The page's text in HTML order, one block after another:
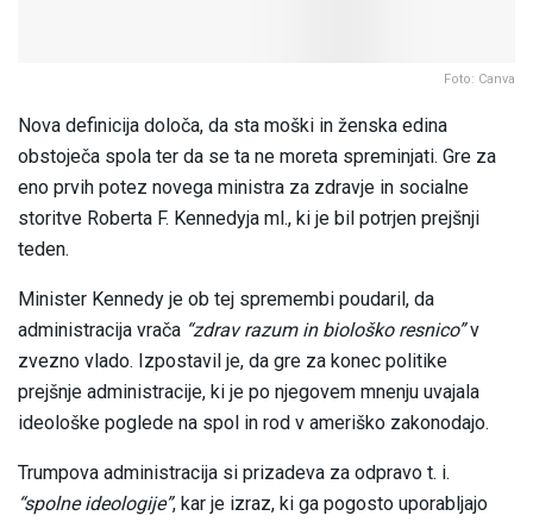
Foto: Canva
Nova definicija določa, da sta moški in ženska edina
obstoječa spola ter da se ta ne moreta spreminjati. Gre za
eno prvih potez novega ministra za zdravje in socialne
storitve Roberta F. Kennedyja ml., ki je bil potrjen prejšnji
teden.
Minister Kennedy je ob tej spremembi poudaril, da
administracija vrača “zdrav razum in biološko resnico”v
zvezno vlado. Izpostavil je, da gre za konec politike
prejšnje administracije, ki je po njegovem mnenju uvajala
ideološke poglede na spol in rod v ameriško zakonodajo.
Trumpova administracija si prizadeva za odpravo t. i.
“spolne ideologije”, kar je izraz, ki ga pogosto uporabljajo